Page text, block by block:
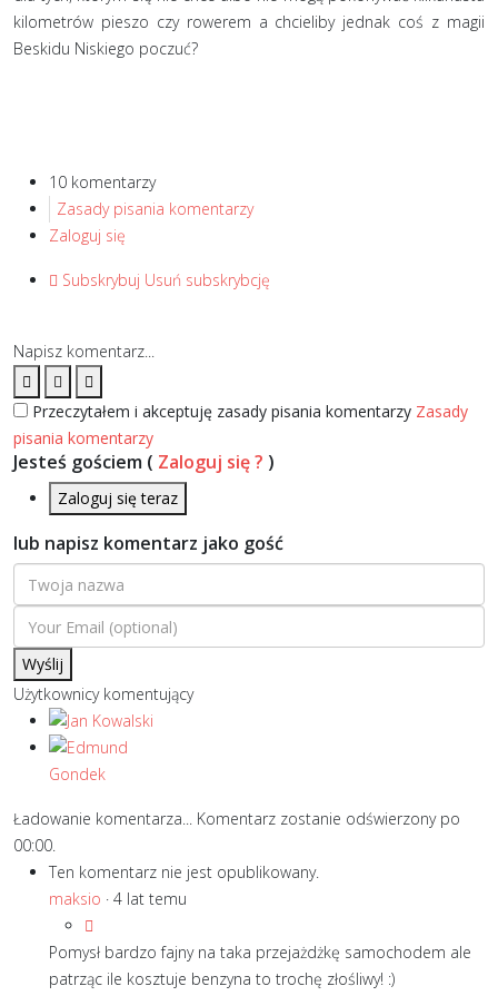
kilometrów pieszo czy rowerem a chcieliby jednak coś z magii
Beskidu Niskiego poczuć?
10 komentarzy
Zasady pisania komentarzy
Zaloguj się
Subskrybuj Usuń subskrybcję
Napisz komentarz...
Przeczytałem i akceptuję zasady pisania komentarzy Zasady
pisania komentarzy
Jesteś gościem ( Zaloguj się ? )
Zaloguj się teraz
lub napisz komentarz jako gość
Wyślij
Użytkownicy komentujący
Ładowanie komentarza... Komentarz zostanie odświerzony po
00:00.
Ten komentarz nie jest opublikowany.
maksio · 4 lat temu
Pomysł bardzo fajny na taka przejażdżkę samochodem ale
patrząc ile kosztuje benzyna to trochę złośliwy! :)